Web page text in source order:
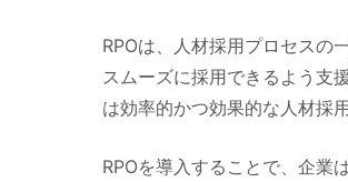
RPOは、人材採用プロセスの
スムーズに採用できるよう支
は効率的かつ効果的な人材採
RPOを導入することで、企業